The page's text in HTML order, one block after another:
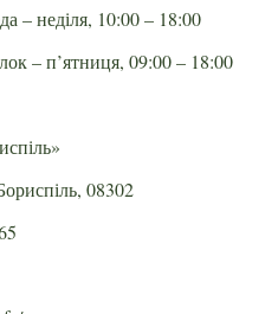
– неділя, 10:00 – 18:00
– п’ятниця, 09:00 – 18:00
08302